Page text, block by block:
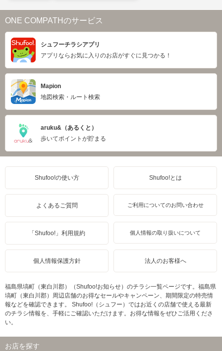
ONE COMPATHのサービス
シュフーチラシアプリ
アプリならお気に入りのお店がすぐに見つかる！
Mapion
地図検索・ルート検索
aruku&（あるくと）
歩いてポイントが貯まる
Shufoo!の使い方 Shufoo!とは
よくあるご質問 ご利用についてのお問い合わせ
「Shufoo!」利用規約 個人情報の取り扱いについて
個人情報保護方針 法人のお客様へ
福島県塙町（東白川郡）（Shufoo!お知らせ）のチラシ一覧ページです。福島県
塙町（東白川郡）周辺店舗のお得なセールやキャンペーン、期間限定の特売情
報などを確認できます。 Shufoo!（シュフー）ではお近くの店舗で使える最新
のチラシ情報を、手軽にご確認いただけます。お得な情報をぜひご活用くださ
い。
お店を探す